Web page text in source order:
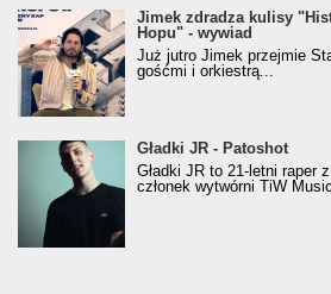
Jimek zdradza kulisy "Historii
Hopu" - wywiad
Jimek zdradza kulisy
Hopu" - wywiad
Już jutro Jimek przejmie
gośćmi i orkiestrą...
Gładki JR - Patoshot
Gładki JR - Patoshot
Gładki JR to 21-letni raper
członek wytwórni TiW